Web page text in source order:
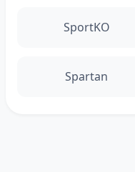
SportKO
Spartan